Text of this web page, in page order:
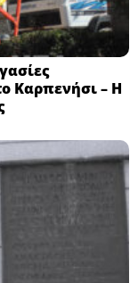
Καρπενήσι – Η